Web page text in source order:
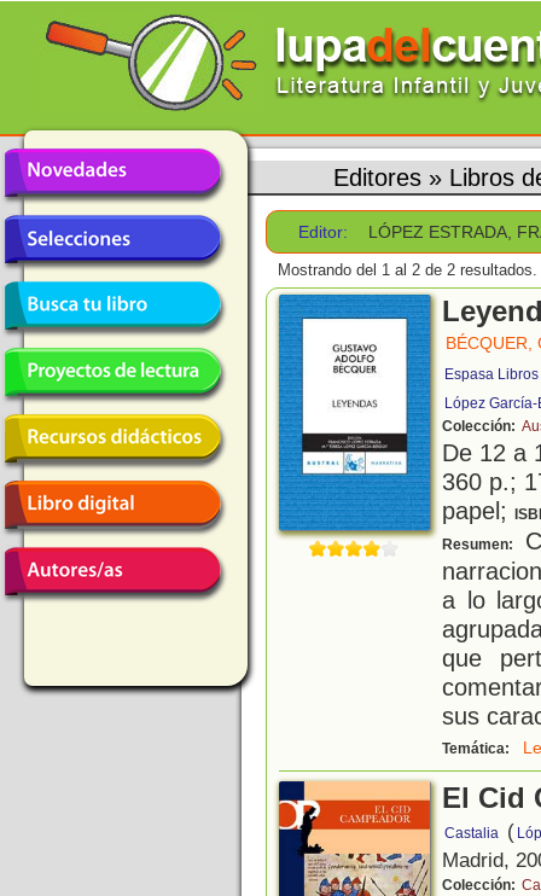
Editores » Libros
Editor: LÓPEZ ESTRADA,
Mostrando del 1 al 2 de 2 resultados.
BÉCQUER,
Espasa Libros
López
Colección:
De 12 a
360 p.;
papel;
Resumen:
a lo
que
sus
Temática:
El Cid
Castalia (
Madrid,
Colección: